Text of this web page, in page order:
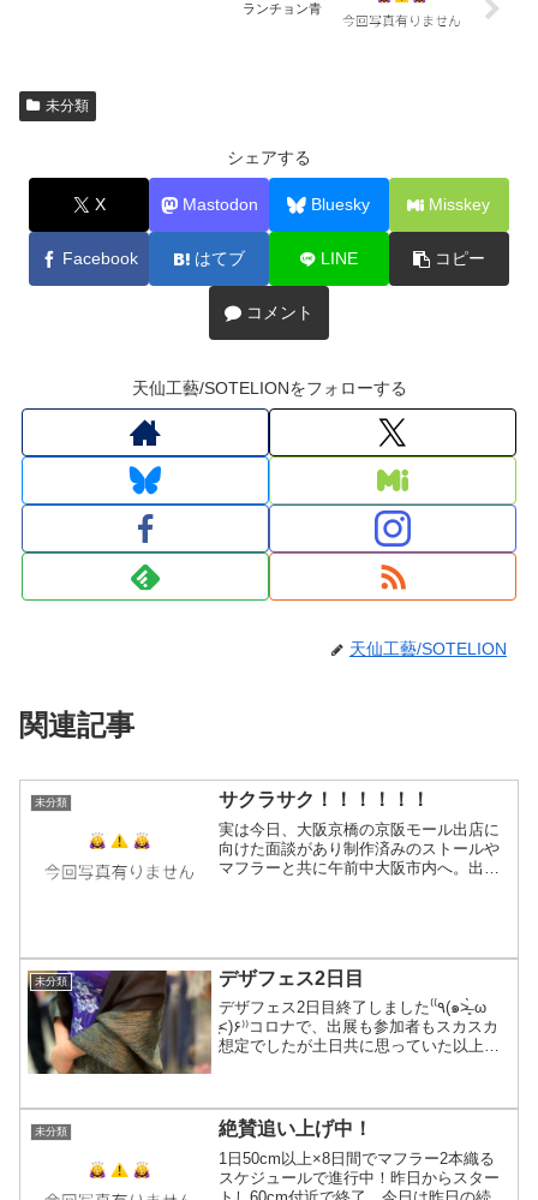
ランチョン青
未分類
シェアする
X Mastodon Bluesky Misskey
Facebook はてブ LINE コピー
コメント
天仙工藝/SOTELIONをフォローする
天仙工藝/SOTELION
関連記事
未分類 サクラサク！！！！！！
実は今日、大阪京橋の京阪モール出店に
向けた面談があり制作済みのストールや
マフラーと共に午前中大阪市内へ。出店
未分類 デザフェス2日目
デザフェス2日目終了しました‎⁽⁽٩(๑˃̶͈̀ ω
˂̶͈́)۶⁾⁾コロナで、出展も参加者もスカスカ
想定でしたが土日共に思っていた以上の
に入れたいイベントの空...
未分類 絶賛追い上げ中！
1日50cm以上×8日間でマフラー2本織る
スケジュールで進行中！昨日からスター